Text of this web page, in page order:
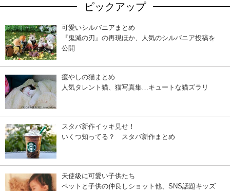
ピックアップ
可愛いシルバニアまとめ
『鬼滅の刃』の再現ほか、人気のシルバニア投稿を
公開
癒やしの猫まとめ
人気タレント猫、猫写真集…キュートな猫ズラリ
スタバ新作イッキ見せ！
いくつ知ってる？ スタバ新作まとめ
天使級に可愛い子供たち
ペットと子供の仲良しショット他、SNS話題キッズ